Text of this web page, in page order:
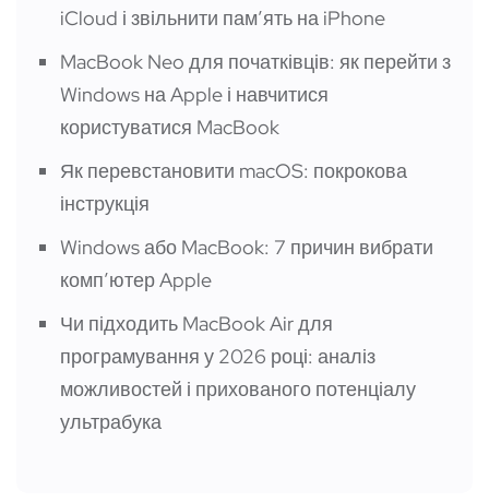
iCloud і звільнити пам’ять на iPhone
MacBook Neo для початківців: як перейти з
Windows на Apple і навчитися
користуватися MacBook
Як перевстановити macOS: покрокова
інструкція
Windows або MacBook: 7 причин вибрати
компʼютер Apple
Чи підходить MacBook Air для
програмування у 2026 році: аналіз
можливостей і прихованого потенціалу
ультрабука